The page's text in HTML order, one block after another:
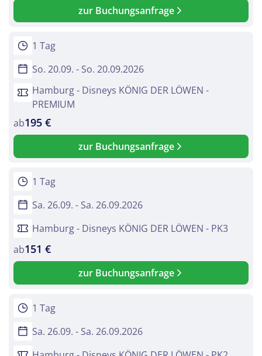
zur Buchungsanfrage
1 Tag
So. 20.09. - So. 20.09.2026
Hamburg - Disneys KÖNIG DER LÖWEN -
PREMIUM
ab195 €
zur Buchungsanfrage
1 Tag
Sa. 26.09. - Sa. 26.09.2026
Hamburg - Disneys KÖNIG DER LÖWEN - PK3
ab151 €
zur Buchungsanfrage
1 Tag
Sa. 26.09. - Sa. 26.09.2026